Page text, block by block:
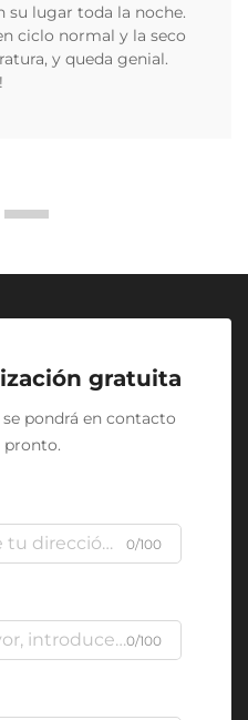
su lugar toda la noche.
ciclo normal y la seco
y queda genial.
gratuita
pondrá en contacto
0/100
0/100